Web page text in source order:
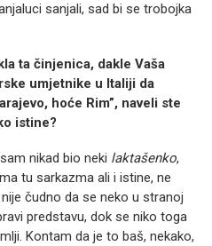
sanjali, sad bi se trobojka
ta činjenica, dakle Vaša
umjetnike u Italiji da
hoće Rim”, naveli ste
istine?
nikad bio neki laktašenko,
tu sarkazma ali i istine, ne
čudno da se neko u stranoj
predstavu, dok se niko toga
Kontam da je to baš, nekako,